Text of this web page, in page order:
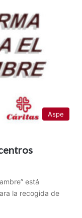
Aspe
está
la recogida de